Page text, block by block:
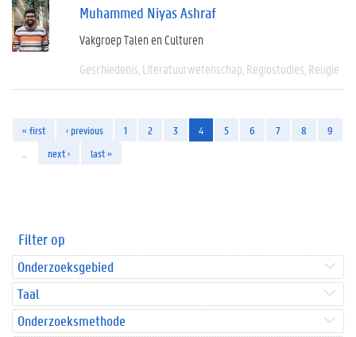
Muhammed Niyas Ashraf
Vakgroep Talen en Culturen
Geschiedenis Literatuurwetenschap Regiostudies Religie
« first ‹ previous 1 2 3 4 5 6 7 8
9
next › last »
Filter op
Onderzoeksgebied
Taal
Onderzoeksmethode